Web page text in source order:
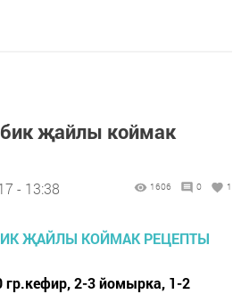
җайлы коймак
- 13:38 1606 0 1
гр.кефир, 2-3 йомырка, 1-2